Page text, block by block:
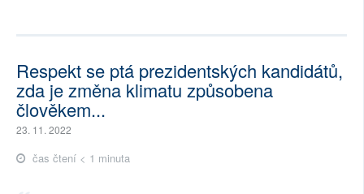
Respekt se ptá prezidentských kandidátů,
zda je změna klimatu způsobena
člověkem...
23. 11. 2022
čas čtení < 1 minuta